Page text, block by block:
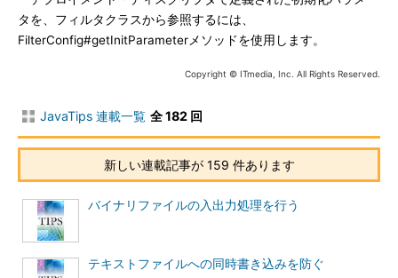
タを、フィルタクラスから参照するには、
FilterConfig#getInitParameterメソッドを使用します。
Copyright © ITmedia, Inc. All Rights Reserved.
JavaTips 連載一覧 全 182 回
新しい連載記事が 159 件あります
バイナリファイルの入出力処理を行う
テキストファイルへの同時書き込みを防ぐ